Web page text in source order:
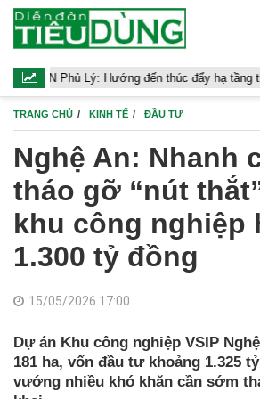
đến thúc đẩy hạ tầng thương mại Ninh
TRANG CHỦ KINH TẾ ĐẦU TƯ
Nghệ An: Nhanh
tháo gỡ “nút
khu công nghiệp
1.300 tỷ đồng
15/05/2026 17:00
Dự án Khu công nghiệp VSIP
181 ha, vốn đầu tư khoảng 1.325
vướng nhiều khó khăn cần sớm